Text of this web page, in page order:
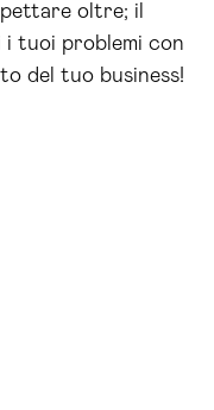
oltre; il
i tuoi problemi con
del tuo business!